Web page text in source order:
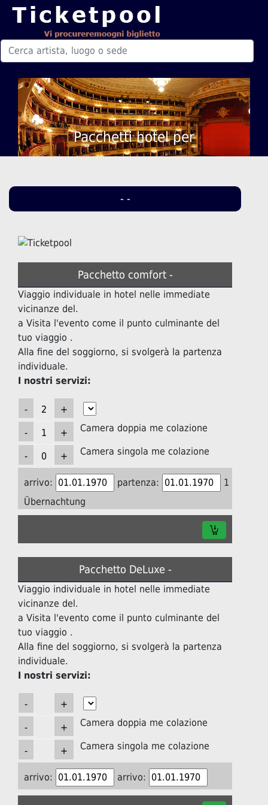
Pacchetti hotel per
- -
Pacchetto comfort -
Viaggio individuale in hotel nelle immediate
vicinanze del.
a Visita l'evento come il punto culminante del
tuo viaggio .
Alla fine del soggiorno, si svolgerà la partenza
individuale.
I nostri servizi:
Camera doppia me colazione
Camera singola me colazione
arrivo: partenza:
1
Übernachtung
Pacchetto DeLuxe -
Viaggio individuale in hotel nelle immediate
vicinanze del.
a Visita l'evento come il punto culminante del
tuo viaggio .
Alla fine del soggiorno, si svolgerà la partenza
individuale.
I nostri servizi:
Camera doppia me colazione
Camera singola me colazione
arrivo: arrivo: